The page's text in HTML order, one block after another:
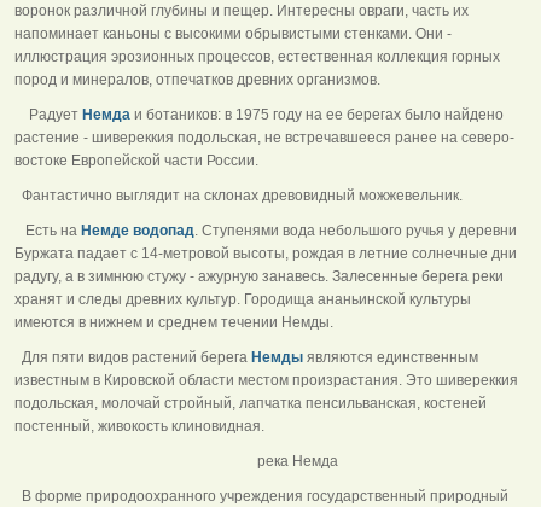
воронок различной глубины и пещер. Интересны овраги, часть их
напоминает каньоны с высокими обрывистыми стенками. Они -
иллюстрация эрозионных процессов, естественная коллекция горных
пород и минералов, отпечатков древних организмов.
Радует Немда и ботаников: в 1975 году на ее берегах было найдено
растение - шивереккия подольская, не встречавшееся ранее на северо-
востоке Европейской части России.
Фантастично выглядит на склонах древовидный можжевельник.
Есть на Немде водопад. Ступенями вода небольшого ручья у деревни
Буржата падает с 14-метровой высоты, рождая в летние солнечные дни
радугу, а в зимнюю стужу - ажурную занавесь. Залесенные берега реки
хранят и следы древних культур. Городища ананьинской культуры
имеются в нижнем и среднем течении Немды.
Для пяти видов растений берега Немды являются единственным
известным в Кировской области местом произрастания. Это шивереккия
подольская, молочай стройный, лапчатка пенсильванская, костеней
постенный, живокость клиновидная.
река Немда
В форме природоохранного учреждения государственный природный